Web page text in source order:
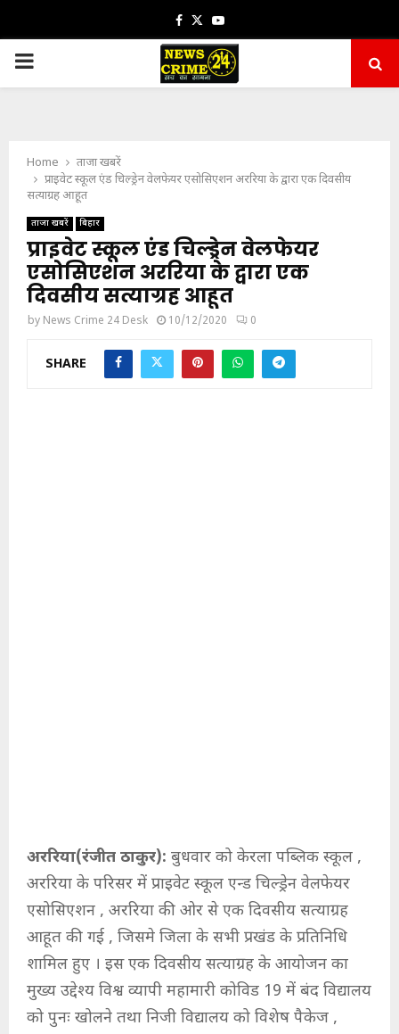
Facebook
TwitterYoutube
PRIMARY
Home
ताजा खबरें
प्राइवेट स्कूल एंड चिल्ड्रेन वेलफेयर एसोसिएशन अररिया के द्वारा एक दिवसीय
सत्याग्रह आहूत
ताजा खबरें बिहार
प्राइवेट स्कूल एंड चिल्ड्रेन वेलफेयर
एसोसिएशन अररिया के द्वारा एक
दिवसीय सत्याग्रह आहूत
by News Crime 24 Desk 10/12/2020 0
SHARE
अररिया(रंजीत ठाकुर): बुधवार को केरला पब्लिक स्कूल ,
अररिया के परिसर में प्राइवेट स्कूल एन्ड चिल्ड्रेन वेलफेयर
एसोसिएशन , अररिया की ओर से एक दिवसीय सत्याग्रह
आहूत की गई , जिसमे जिला के सभी प्रखंड के प्रतिनिधि
शामिल हुए । इस एक दिवसीय सत्याग्रह के आयोजन का
मुख्य उद्देश्य विश्व व्यापी महामारी कोविड 19 में बंद विद्यालय
को पुनः खोलने तथा निजी विद्यालय को विशेष पैकेज ,